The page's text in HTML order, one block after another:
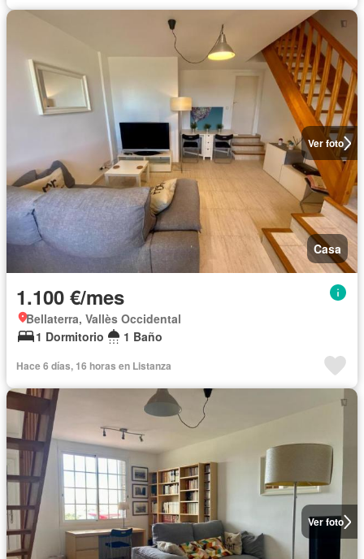
Ver foto
Casa
1.100 €/mes
Bellaterra, Vallès Occidental
1 Dormitorio
1 Baño
Hace 6 días, 16 horas en Listanza
Ver foto